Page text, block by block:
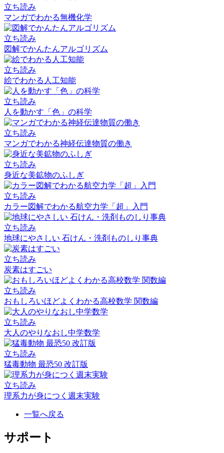
立ち読み
マンガでわかる無機化学
立ち読み
図解でかんたんアルゴリズム
立ち読み
絵でわかる人工知能
立ち読み
人を動かす「色」の科学
立ち読み
マンガでわかる神経伝達物質の働き
立ち読み
身近な美鉱物のふしぎ
立ち読み
カラー図解でわかる航空力学「超」入門
立ち読み
地球にやさしい 石けん・洗剤ものしり事典
立ち読み
炭素はすごい
立ち読み
おもしろいほどよくわかる高校数学 関数編
立ち読み
大人のやりなおし中学数学
立ち読み
猛毒動物 最恐50 改訂版
立ち読み
理系力が身につく週末実験
一覧へ戻る
サポート